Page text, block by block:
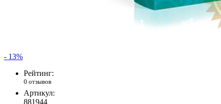
- 13%
Рейтинг:
0 отзывов
Артикул:
881944